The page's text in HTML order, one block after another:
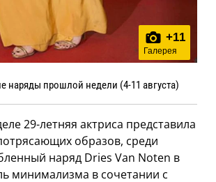
+11
Галерея
наряды прошлой недели (4-11 августа)
29-летняя актриса представила
образов, среди
наряд Dries Van Noten в
минимализма в сочетании с